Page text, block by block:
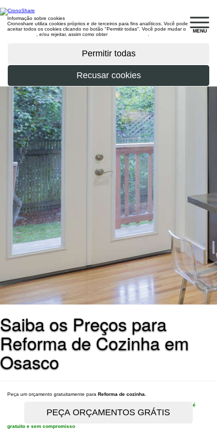
MENU
Informação sobre cookies
Cronoshare utiliza cookies próprios e de terceiros para fins analíticos. Você pode
aceitar todos os cookies clicando no botão "Permitir todas". Você pode mudar o
, e/ou rejeitar, assim como obter
Saiba os Preços para
Reforma de Cozinha em
Osasco
Peça um orçamento gratuitamente para Reforma de cozinha
é
gratuito e sem compromisso